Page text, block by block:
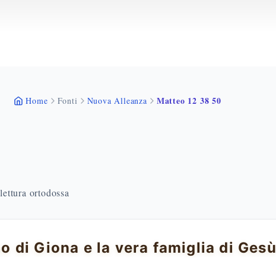
Home Fonti Nuova Alleanza Matteo 12 38 50
ortodossa
di Giona e la vera famiglia di Gesù